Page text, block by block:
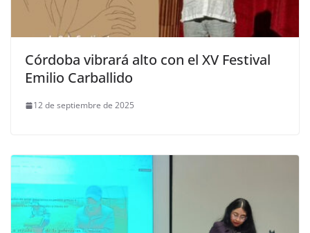
Córdoba vibrará alto con el XV Festival
Emilio Carballido
12 de septiembre de 2025